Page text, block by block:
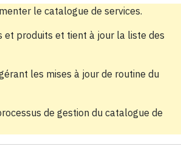
le catalogue de services.
et produits et tient à jour la liste des
les mises à jour de routine du
de gestion du catalogue de